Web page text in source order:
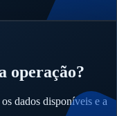
operação?
dados disponíveis e a